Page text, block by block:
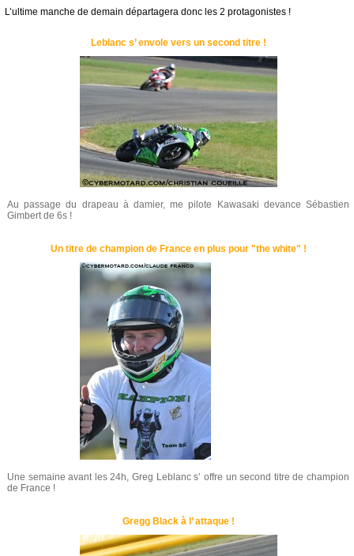
L’ultime manche de demain départagera donc les 2 protagonistes !
Leblanc s’ envole vers un second titre !
Au passage du drapeau à damier, me pilote Kawasaki devance Sébastien
Gimbert de 6s !
Un titre de champion de France en plus pour "the white" !
Une semaine avant les 24h, Greg Leblanc s’ offre un second titre de champion
de France !
Gregg Black à l’ attaque !